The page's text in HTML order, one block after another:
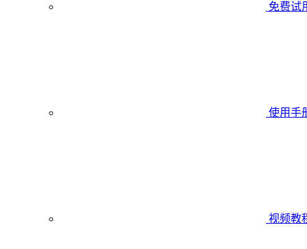
免费试
使用手
视频教